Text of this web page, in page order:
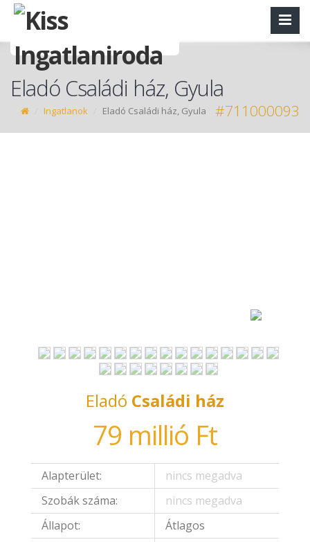
Eladó Családi ház, Gyula
Ingatlanok Eladó Családi ház, Gyula #711000093
Eladó Családi ház
79 millió Ft
Alapterület:
nincs megadva
Szobák száma:
nincs megadva
Állapot:
Átlagos